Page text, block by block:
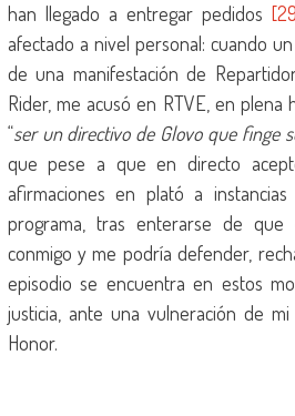
han llegado a entregar pedidos
afectado a nivel personal: cuando un
de una manifestación de
Rider, me acusó en RTVE, en plena
“ser un directivo de Glovo que finge
que pese a que en directo
afirmaciones en plató a
programa, tras enterarse de que
conmigo y me podría defender,
episodio se encuentra en estos
justicia, ante una vulneración de
Honor.